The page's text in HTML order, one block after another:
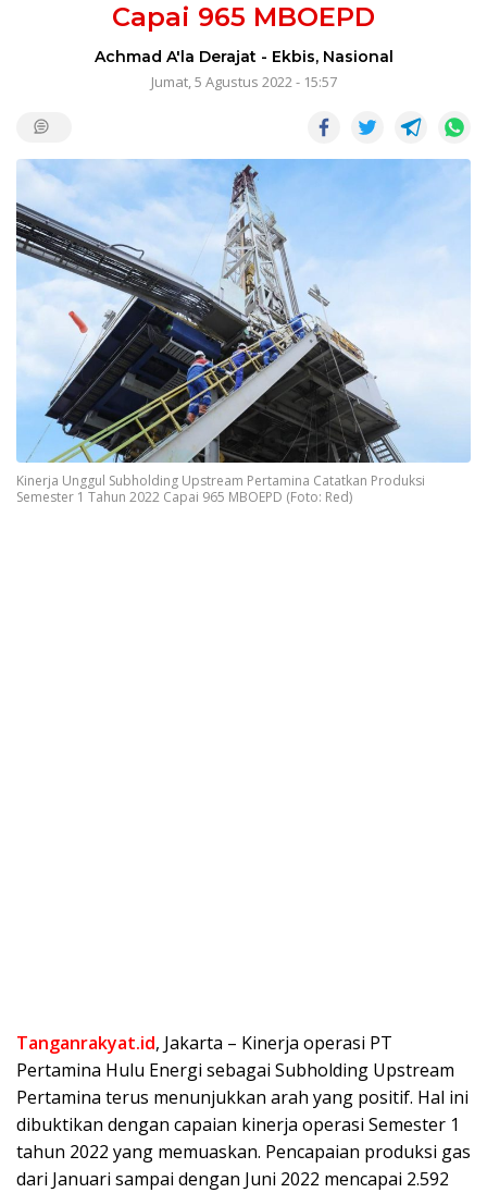
Capai 965 MBOEPD
Achmad A'la Derajat- Ekbis, Nasional
Jumat, 5 Agustus 2022 - 15:57
Kinerja Unggul Subholding Upstream Pertamina Catatkan Produksi
Semester 1 Tahun 2022 Capai 965 MBOEPD (Foto: Red)
Tanganrakyat.id, Jakarta – Kinerja operasi PT
Pertamina Hulu Energi sebagai Subholding Upstream
Pertamina terus menunjukkan arah yang positif. Hal ini
dibuktikan dengan capaian kinerja operasi Semester 1
tahun 2022 yang memuaskan. Pencapaian produksi gas
dari Januari sampai dengan Juni 2022 mencapai 2.592